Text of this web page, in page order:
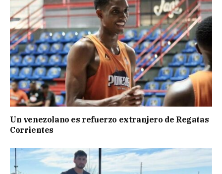
Un venezolano es refuerzo extranjero de Regatas
Corrientes